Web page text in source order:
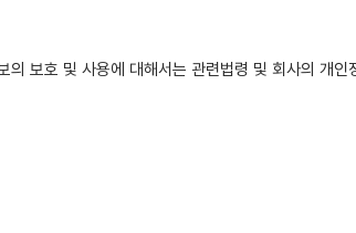
보호 및 사용에 대해서는 관련법령 및 회사의 개인